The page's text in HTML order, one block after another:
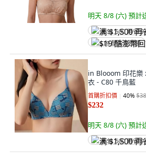
明天 8/8 (六) 預計
满 $1,500 再省
$19 酷澎幣回饋
in Blooom 印花樂
衣 - C80 千鳥藍
首購折扣價 40%
$232
明天 8/8 (六) 預計
满 $1,500 再省